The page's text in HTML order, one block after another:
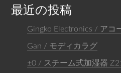
最近の投稿
Gingko Electronics / アコ
Gan / モディカラグ
±0 / スチーム式加湿器